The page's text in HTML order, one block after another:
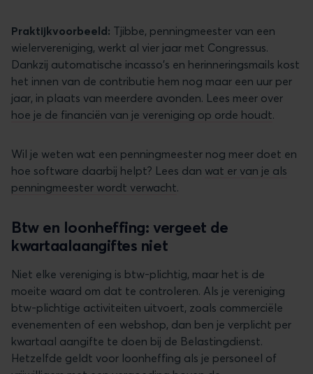
Praktijkvoorbeeld: Tjibbe, penningmeester van een
wielervereniging, werkt al vier jaar met Congressus.
Dankzij automatische incasso's en herinneringsmails kost
het innen van de contributie hem nog maar een uur per
jaar, in plaats van meerdere avonden. Lees meer over
hoe je de financiën van je vereniging op orde houdt.
Wil je weten wat een penningmeester nog meer doet en
hoe software daarbij helpt? Lees dan wat er van je als
penningmeester wordt verwacht.
Btw en loonheffing: vergeet de
kwartaalaangiftes niet
Niet elke vereniging is btw-plichtig, maar het is de
moeite waard om dat te controleren. Als je vereniging
btw-plichtige activiteiten uitvoert, zoals commerciële
evenementen of een webshop, dan ben je verplicht per
kwartaal aangifte te doen bij de Belastingdienst.
Hetzelfde geldt voor loonheffing als je personeel of